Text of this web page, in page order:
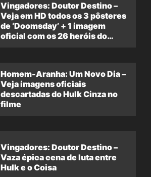
Vingadores: Doutor Destino –
Veja em HD todos os 3 pôsteres
de ‘Doomsday’ + 1 imagem
oficial com os 26 heróis do
Homem-Aranha: Um Novo Dia –
Veja imagens oficiais
descartadas do Hulk Cinza no
filme
Vingadores: Doutor Destino –
Vaza épica cena de luta entre
Hulk e o Coisa